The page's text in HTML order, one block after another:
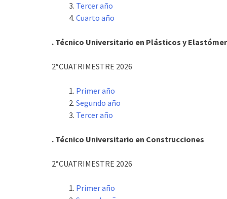
Tercer año
Cuarto año
. Técnico Universitario en Plásticos y
2°CUATRIMESTRE 2026
Primer año
Segundo año
Tercer año
. Técnico Universitario en Construcciones
2°CUATRIMESTRE 2026
Primer año